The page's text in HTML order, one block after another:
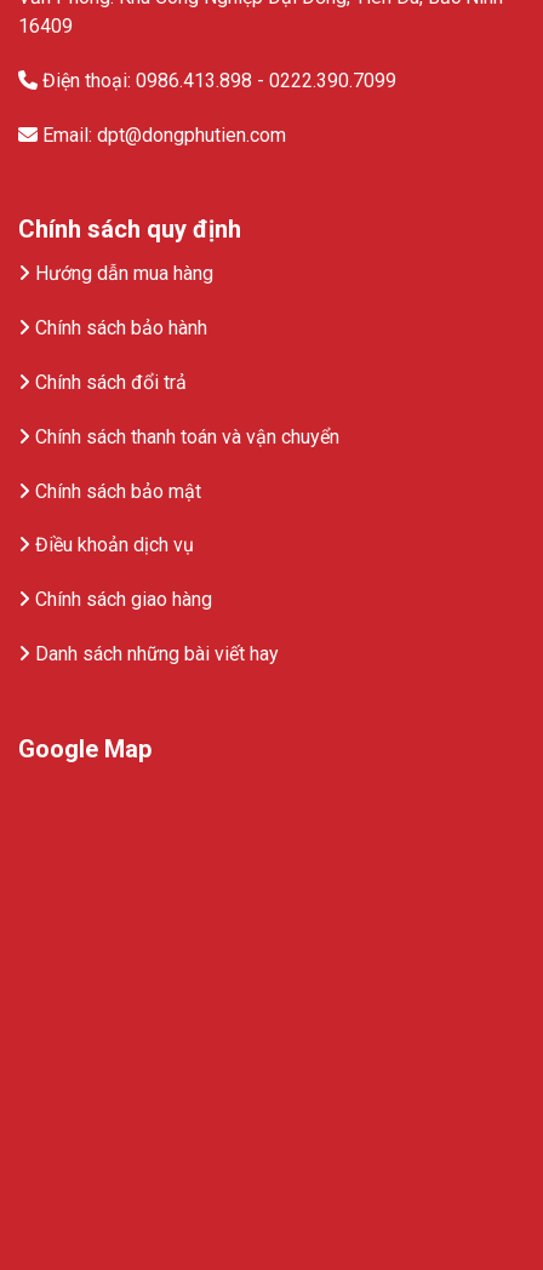
16409
Điện thoại: 0986.413.898 - 0222.390.7099
Email: dpt@dongphutien.com
Chính sách quy định
Hướng dẫn mua hàng
Chính sách bảo hành
Chính sách đổi trả
Chính sách thanh toán và vận chuyển
Chính sách bảo mật
Điều khoản dịch vụ
Chính sách giao hàng
Danh sách những bài viết hay
Google Map